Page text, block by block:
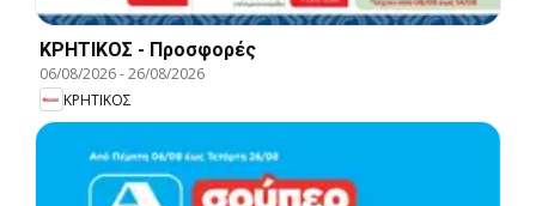
ΚΡΗΤΙΚΟΣ - Προσφορές
06/08/2026-26/08/2026
ΚΡΗΤΙΚΟΣ